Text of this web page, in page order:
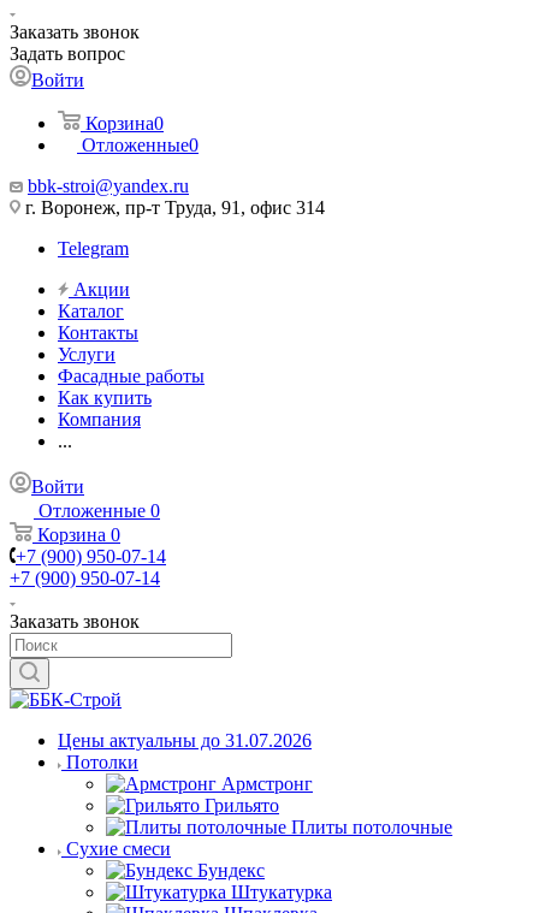
Заказать звонок
Задать вопрос
Войти
Корзина0
Отложенные0
bbk-stroi@yandex.ru
г. Воронеж, пр-т Труда, 91, офис 314
Telegram
Акции
Каталог
Контакты
Услуги
Фасадные работы
Как купить
Компания
...
Войти
Отложенные 0
Корзина 0
+7 (900) 950-07-14
+7 (900) 950-07-14
Заказать звонок
Цены актуальны до 31.07.2026
Потолки
Армстронг
Грильято
Плиты потолочные
Сухие смеси
Бундекс
Штукатурка